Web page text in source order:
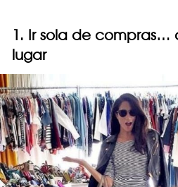
1. Ir sola de compras…
lugar